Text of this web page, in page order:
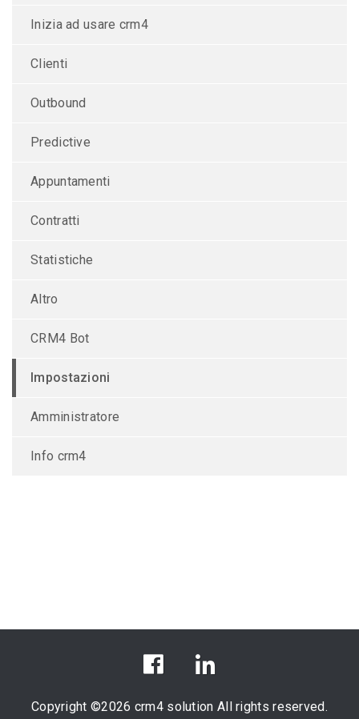
Inizia ad usare crm4
Clienti
Outbound
Predictive
Appuntamenti
Contratti
Statistiche
Altro
CRM4 Bot
Impostazioni
Amministratore
Info crm4
Copyright ©2026 crm4 solution All rights reserved.